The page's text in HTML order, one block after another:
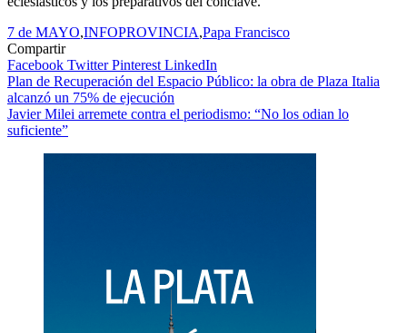
7 de MAYO,INFOPROVINCIA,Papa Francisco
Compartir
Facebook TwitterPinterest LinkedIn
Navegación
de
entradas
Plan de Recuperación del Espacio Público: la obra de Plaza Italia
alcanzó un 75% de ejecución
Javier Milei arremete contra el periodismo: “No los odian lo
suficiente”